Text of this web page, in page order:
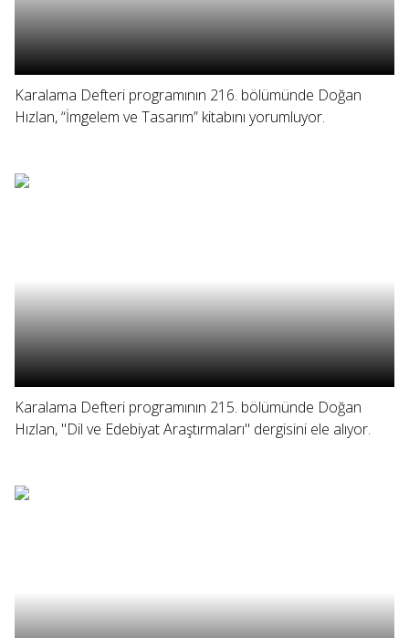
Karalama Defteri programının 216. bölümünde Doğan
Hızlan, “İmgelem ve Tasarım” kitabını yorumluyor.
Karalama Defteri programının 215. bölümünde Doğan
Hızlan, "Dil ve Edebiyat Araştırmaları" dergisini ele alıyor.